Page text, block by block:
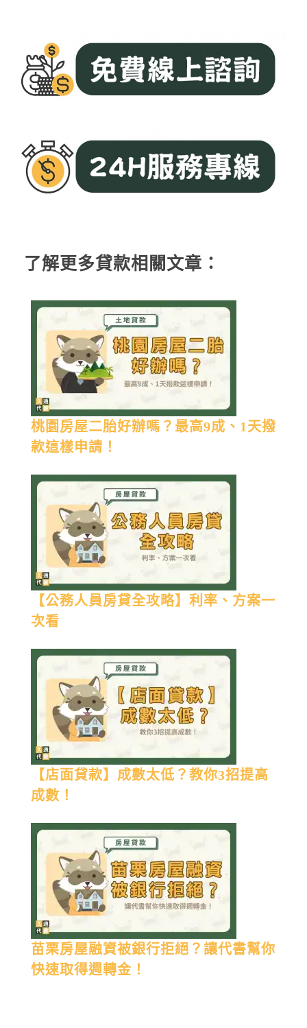
了解更多貸款相關文章：
桃園房屋二胎好辦嗎？最高9成、1天撥
款這樣申請！
【公務人員房貸全攻略】利率、方案一
次看
【店面貸款】成數太低？教你3招提高
成數！
苗栗房屋融資被銀行拒絕？讓代書幫你
快速取得週轉金！